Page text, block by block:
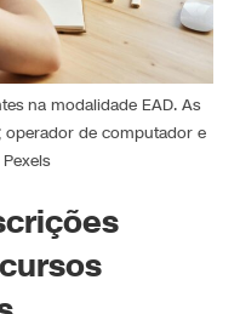
na modalidade EAD. As
operador de computador e